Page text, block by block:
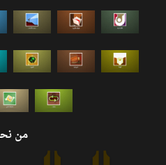
من